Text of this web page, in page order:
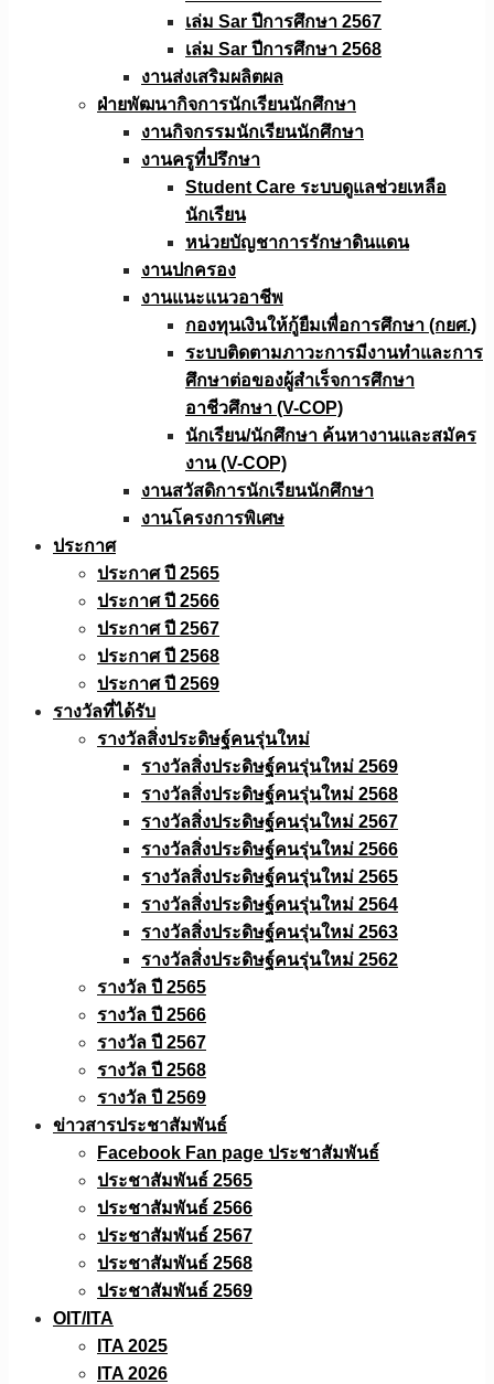
เล่ม Sar ปีการศึกษา 2567
เล่ม Sar ปีการศึกษา 2568
งานส่งเสริมผลิตผล
ฝ่ายพัฒนากิจการนักเรียนนักศึกษา
งานกิจกรรมนักเรียนนักศึกษา
งานครูที่ปรึกษา
Student Care ระบบดูแลช่วยเหลือ
นักเรียน
หน่วยบัญชาการรักษาดินแดน
งานปกครอง
งานแนะแนวอาชีพ
กองทุนเงินให้กู้ยืมเพื่อการศึกษา (กยศ.)
ระบบติดตามภาวะการมีงานทำและการ
ศึกษาต่อของผู้สำเร็จการศึกษา
อาชีวศึกษา (V-COP)
นักเรียน/นักศึกษา ค้นหางานและสมัคร
งาน (V-COP)
งานสวัสดิการนักเรียนนักศึกษา
งานโครงการพิเศษ
ประกาศ
ประกาศ ปี 2565
ประกาศ ปี 2566
ประกาศ ปี 2567
ประกาศ ปี 2568
ประกาศ ปี 2569
รางวัลที่ได้รับ
รางวัลสิ่งประดิษฐ์คนรุ่นใหม่
รางวัลสิ่งประดิษฐ์คนรุ่นใหม่ 2569
รางวัลสิ่งประดิษฐ์คนรุ่นใหม่ 2568
รางวัลสิ่งประดิษฐ์คนรุ่นใหม่ 2567
รางวัลสิ่งประดิษฐ์คนรุ่นใหม่ 2566
รางวัลสิ่งประดิษฐ์คนรุ่นใหม่ 2565
รางวัลสิ่งประดิษฐ์คนรุ่นใหม่ 2564
รางวัลสิ่งประดิษฐ์คนรุ่นใหม่ 2563
รางวัลสิ่งประดิษฐ์คนรุ่นใหม่ 2562
รางวัล ปี 2565
รางวัล ปี 2566
รางวัล ปี 2567
รางวัล ปี 2568
รางวัล ปี 2569
ข่าวสารประชาสัมพันธ์
Facebook Fan page ประชาสัมพันธ์
ประชาสัมพันธ์ 2565
ประชาสัมพันธ์ 2566
ประชาสัมพันธ์ 2567
ประชาสัมพันธ์ 2568
ประชาสัมพันธ์ 2569
OIT/ITA
ITA 2025
ITA 2026